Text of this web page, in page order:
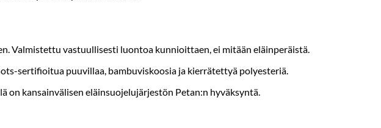
Valmistettu vastuullisesti luontoa kunnioittaen, ei mitään eläinperäistä.
sertifioitua puuvillaa, bambuviskoosia ja kierrätettyä polyesteriä.
on kansainvälisen eläinsuojelujärjestön Petan:n hyväksyntä.